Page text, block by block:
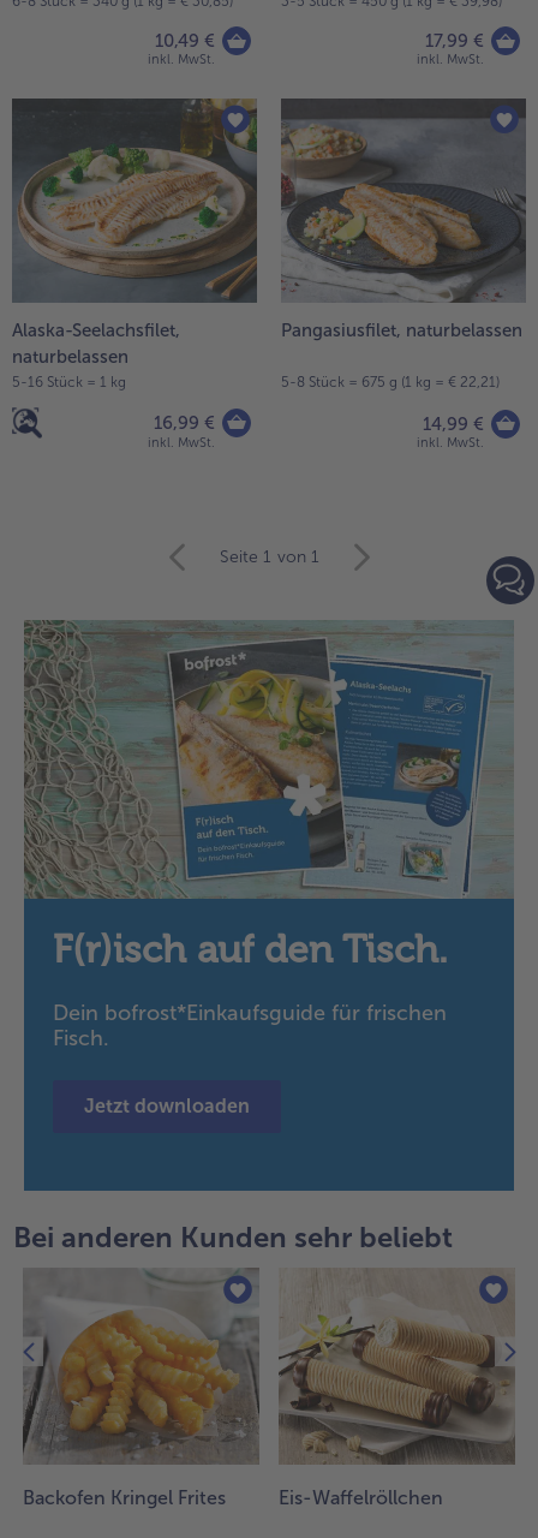
10,49 €
inkl. MwSt.
17,99 €
inkl. MwSt.
Alaska-Seelachsfilet,
naturbelassen
5-16 Stück = 1 kg
16,99 €
inkl. MwSt.
Pangasiusfilet, naturbelassen
5-8 Stück = 675 g (1 kg = € 22,21)
14,99 €
inkl. MwSt.
Artikel-
Übersicht.
Es
befinden
sich
15
Artikel
in
der
Liste.
Seite 1 von 1
F(r)isch auf den Tisch.
Dein bofrost*Einkaufsguide für frischen
Fisch.
Jetzt downloaden
Bei anderen Kunden sehr beliebt
Backofen Kringel Frites Eis-Waffelröllchen